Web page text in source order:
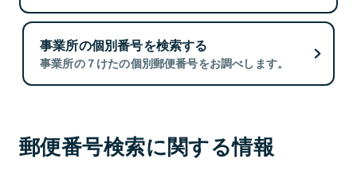
事業所の個別番号を検索する
事業所の７けたの個別郵便番号をお調べします。
郵便番号検索に関する情報